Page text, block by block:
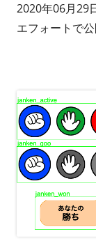
2020年06月29
エフォートで公